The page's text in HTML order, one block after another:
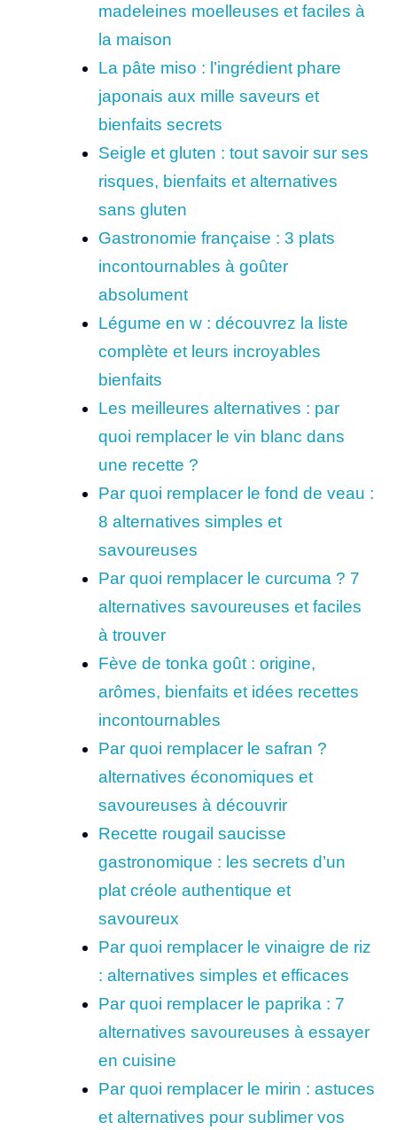
madeleines moelleuses et faciles à
la maison
La pâte miso : l’ingrédient phare
japonais aux mille saveurs et
bienfaits secrets
Seigle et gluten : tout savoir sur ses
risques, bienfaits et alternatives
sans gluten
Gastronomie française : 3 plats
incontournables à goûter
absolument
Légume en w : découvrez la liste
complète et leurs incroyables
bienfaits
Les meilleures alternatives : par
quoi remplacer le vin blanc dans
une recette ?
Par quoi remplacer le fond de veau :
8 alternatives simples et
savoureuses
Par quoi remplacer le curcuma ? 7
alternatives savoureuses et faciles
à trouver
Fève de tonka goût : origine,
arômes, bienfaits et idées recettes
incontournables
Par quoi remplacer le safran ?
alternatives économiques et
savoureuses à découvrir
Recette rougail saucisse
gastronomique : les secrets d’un
plat créole authentique et
savoureux
Par quoi remplacer le vinaigre de riz
: alternatives simples et efficaces
Par quoi remplacer le paprika : 7
alternatives savoureuses à essayer
en cuisine
Par quoi remplacer le mirin : astuces
et alternatives pour sublimer vos